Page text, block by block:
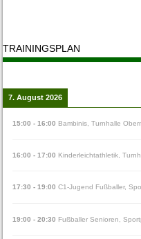
TRAININGSPLAN
7. August 2026
15:00 -16:00 Bambinis,Turnhalle
16:00 -17:00 Kinderleichtathletik,
17:30 -19:00 C1-Jugend Fußballer,
19:00 -20:30 Fußballer Senioren ,